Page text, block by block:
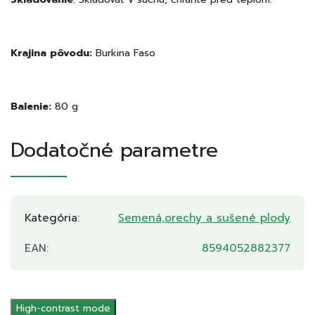
Krajina pôvodu: Burkina Faso
Balenie: 80 g
Dodatočné parametre
Kategória:
Semená,orechy a sušené plody
EAN: 8594052882377
High-contrast mode